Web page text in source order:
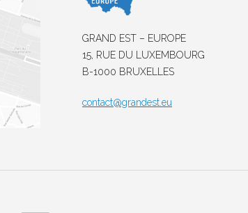
GRAND EST – EUROPE
15, RUE DU LUXEMBOURG
B-1000 BRUXELLES
contact@grandest.eu